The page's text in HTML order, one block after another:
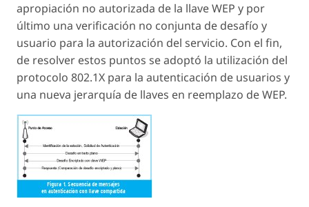
apropiación no autorizada de la llave WEP y por
último una verificación no conjunta de desafío y
usuario para la autorización del servicio. Con el fin,
de resolver estos puntos se adoptó la utilización del
protocolo 802.1X para la autenticación de usuarios y
una nueva jerarquía de llaves en reemplazo de WEP.